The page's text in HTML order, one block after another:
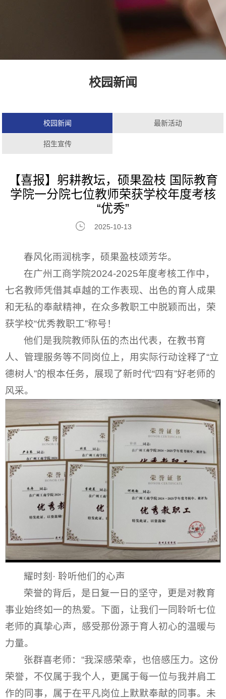
校园新闻
校园新闻 最新活动
招生宣传
【喜报】躬耕教坛，硕果盈枝 国际教育
学院一分院七位教师荣获学校年度考核
“优秀”
2025-10-13
春风化雨润桃李，硕果盈枝颂芳华。
在广州工商学院2024-2025年度考核工作中，
七名教师凭借其卓越的工作表现、出色的育人成果
和无私的奉献精神，在众多教职工中脱颖而出，荣
获学校“优秀教职工”称号！
他们是我院教师队伍的杰出代表，在教书育
人、管理服务等不同岗位上，用实际行动诠释了“立
德树人”的根本任务，展现了新时代“四有”好老师的
风采。
耀时刻· 聆听他们的心声
荣誉的背后，是日复一日的坚守，更是对教育
事业始终如一的热爱。下面，让我们一同聆听七位
老师的真挚心声，感受那份源于育人初心的温暖与
力量。
张群喜老师：“我深感荣幸，也倍感压力。这份
荣誉，不仅属于我个人，更属于每一位与我并肩工
作的同事，属于在平凡岗位上默默奉献的同事。未